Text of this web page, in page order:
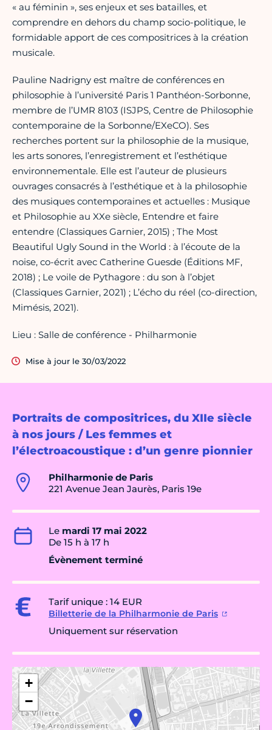
Portraits de compositrices, du XIIe siècle
à nos jours / Les femmes et
l’électroacoustique : d’un genre pionnier
Philharmonie de Paris
221 Avenue Jean Jaurès, Paris 19e
Le mardi 17 mai 2022
De 15 h à 17 h
Évènement terminé
Tarif unique : 14 EUR
Billetterie de la Philharmonie de Paris
Uniquement sur réservation
+
−
« au féminin », ses enjeux et ses batailles, et
comprendre en dehors du champ socio-politique, le
formidable apport de ces compositrices à la création
musicale.
Pauline Nadrigny est maître de conférences en
philosophie à l’université Paris 1 Panthéon-Sorbonne,
membre de l’UMR 8103 (ISJPS, Centre de Philosophie
contemporaine de la Sorbonne/EXeCO). Ses
recherches portent sur la philosophie de la musique,
les arts sonores, l’enregistrement et l’esthétique
environnementale. Elle est l’auteur de plusieurs
ouvrages consacrés à l’esthétique et à la philosophie
des musiques contemporaines et actuelles : Musique
et Philosophie au XXe siècle, Entendre et faire
entendre (Classiques Garnier, 2015) ; The Most
Beautiful Ugly Sound in the World : à l’écoute de la
noise, co-écrit avec Catherine Guesde (Éditions MF,
2018) ; Le voile de Pythagore : du son à l’objet
(Classiques Garnier, 2021) ; L’écho du réel (co-direction,
Mimésis, 2021).
Lieu : Salle de conférence - Philharmonie
Mise à jour le 30/03/2022